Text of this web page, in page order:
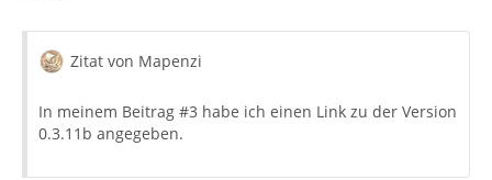
Zitat von Mapenzi
In meinem Beitrag #3 habe ich einen Link zu der Version
0.3.11b angegeben.